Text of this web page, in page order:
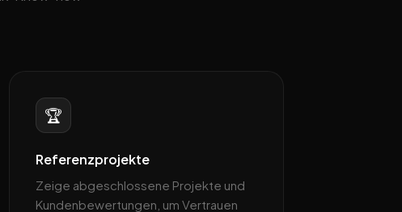
🏆
Referenzprojekte
Zeige abgeschlossene Projekte und
Kundenbewertungen, um Vertrauen